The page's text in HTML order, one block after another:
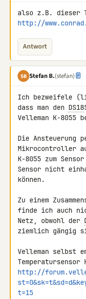
also z.B. dieser
http://
Antwort
SB Stefan B.(stefan)
Ich bezweifele
dass man den DS18
Velleman K-8055
Die Ansteuerung
Mikrocontroller
K-8055 zum
Sensor nicht
können.
Zu einem
finde ich auch
Netz, obwohl der
ziemlich gängig
Velleman selbst
http://
t=15